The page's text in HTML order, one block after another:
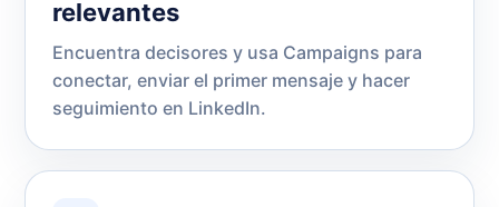
relevantes
Encuentra decisores y usa Campaigns para
conectar, enviar el primer mensaje y hacer
seguimiento en LinkedIn.